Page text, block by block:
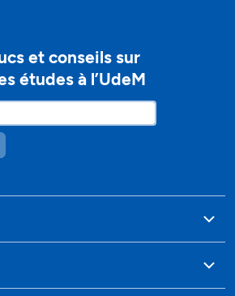
et conseils sur
études à l’UdeM